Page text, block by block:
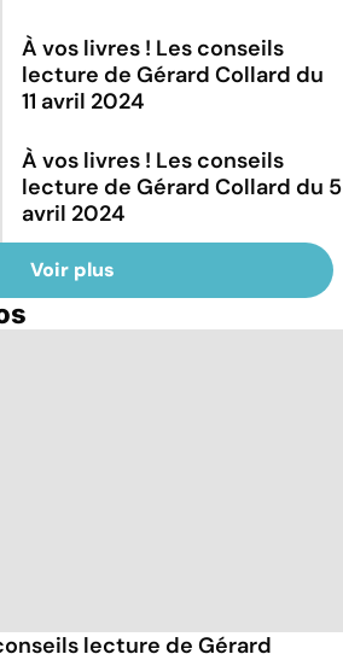
À vos livres ! Les conseils
lecture de Gérard Collard du
11 avril 2024
À vos livres ! Les conseils
lecture de Gérard Collard du 5
avril 2024
Voir plus
lecture de Gérard